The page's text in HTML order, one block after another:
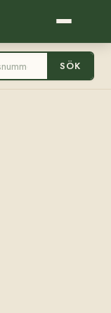
SÖK